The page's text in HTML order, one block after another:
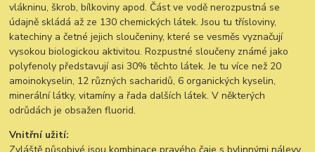
vlákninu, škrob, bílkoviny apod. Část ve vodě nerozpustná se
údajně skládá až ze 130 chemických látek. Jsou tu třísloviny,
katechiny a četné jejich sloučeniny, které se vesměs vyznačují
vysokou biologickou aktivitou. Rozpustné sloučeny známé jako
polyfenoly představují asi 30% těchto látek. Je tu více než 20
amoinokyselin, 12 různých sacharidů, 6 organických kyselin,
minerální látky, vitamíny a řada dalších látek. V některých
odrůdách je obsažen fluorid.
Vnitřní užití: